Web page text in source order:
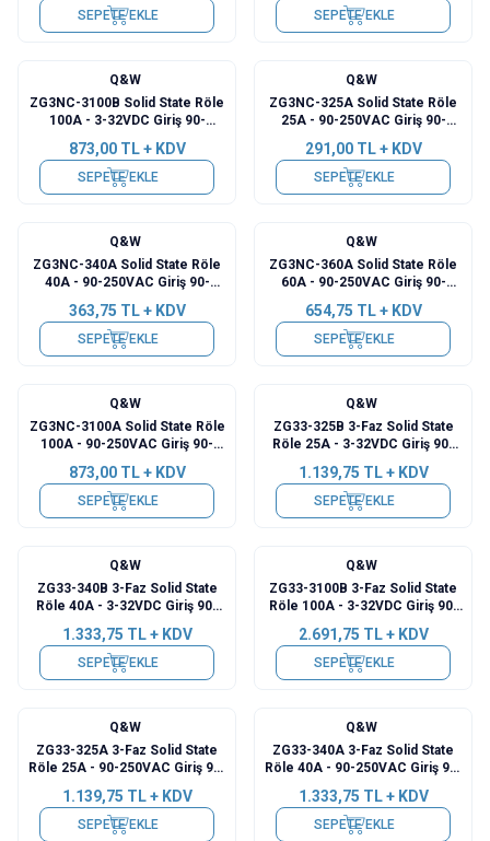
SEPETE EKLE SEPETE EKLE
Q&W
ZG3NC-3100B Solid State Röle
100A - 3-32VDC Giriş 90-
873,00TL + KDV
SEPETE EKLE
Q&W
ZG3NC-325A Solid State Röle
25A - 90-250VAC Giriş 90-
291,00TL + KDV
SEPETE EKLE
Q&W
ZG3NC-340A Solid State Röle
40A - 90-250VAC Giriş 90-
363,75 TL + KDV
SEPETE EKLE
Q&W
ZG3NC-360A Solid State Röle
60A - 90-250VAC Giriş 90-
654,75 TL + KDV
SEPETE EKLE
Q&W
ZG3NC-3100A Solid State Röle
100A - 90-250VAC Giriş 90-
873,00TL + KDV
SEPETE EKLE
Q&W
ZG33-325B 3-Faz Solid State
Röle 25A - 3-32VDC Giriş 90-
1.139,75 TL + KDV
SEPETE EKLE
Q&W
ZG33-340B 3-Faz Solid State
Röle 40A - 3-32VDC Giriş 90-
1.333,75 TL + KDV
SEPETE EKLE
Q&W
ZG33-3100B 3-Faz Solid State
Röle 100A - 3-32VDC Giriş 90-
2.691,75 TL + KDV
SEPETE EKLE
Q&W
ZG33-325A 3-Faz Solid State
Röle 25A - 90-250VAC Giriş 90-
1.139,75 TL + KDV
SEPETE EKLE
Q&W
ZG33-340A 3-Faz Solid State
Röle 40A - 90-250VAC Giriş 90-
1.333,75 TL + KDV
SEPETE EKLE